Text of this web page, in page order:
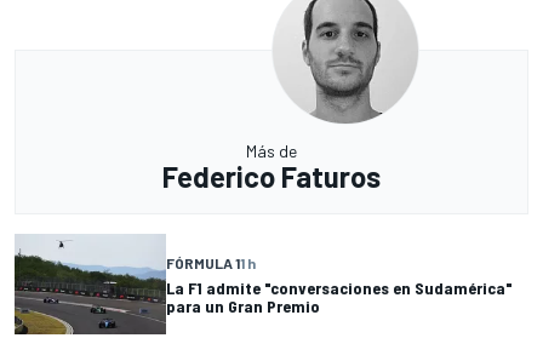
Más de
Federico Faturos
FÓRMULA 11 h
La F1 admite "conversaciones en Sudamérica"
para un Gran Premio